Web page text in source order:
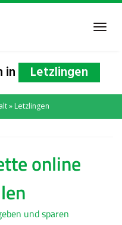
in Letzlingen
» Letzlingen